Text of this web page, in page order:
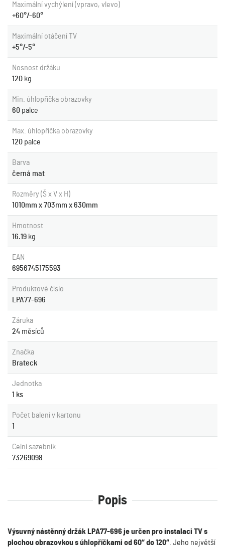
Maximální vychýlení (vpravo, vlevo)
+60°/-60°
Maximální otáčení TV
+5°/-5°
Nosnost držáku
120 kg
Min. úhlopříčka obrazovky
60 palce
Max. úhlopříčka obrazovky
120 palce
Barva
černá mat
Rozměry (Š x V x H)
1010mm x 703mm x 630mm
Hmotnost
16.19 kg
EAN
6956745175593
Produktové číslo
LPA77-696
Záruka
24 měsíců
Značka
Brateck
Jednotka
1 ks
Počet balení v kartonu
1
Celní sazebník
73269098
Popis
Výsuvný nástěnný držák LPA77-696 je určen pro instalaci TV s
plochou obrazovkou s úhlopříčkami od 60“ do 120“ . Jeho největší